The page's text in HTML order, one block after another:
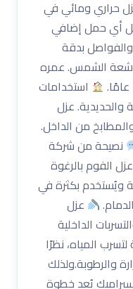
حراري ومائي في
أي حمل إضافي
بدقة
الشمس. عمره
استخدامات
والحديدية. عزل
من الداخل.
نصيحة من شركة
الفوم بالرغوة
ويُستخدم بكثرة في
عزل
الداخلية
المياه، نظرًا
والرطوبة.ولذلك
يُعد خطوة